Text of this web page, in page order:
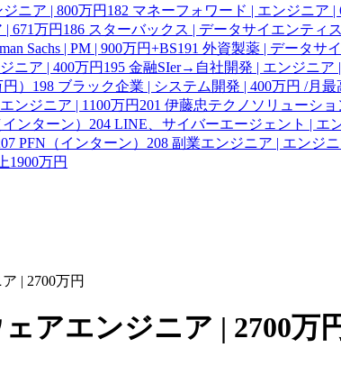
ニア | 800万円 182 マネーフォワード | エンジニア |
671万円 186 スターバックス | データサイエンティ
Sachs | PM | 900万円+BS191 外資製薬 | データサ
ニア | 400万円 195 金融SIer→自社開発 | エンジニア |
） 198 ブラック企業 | システム開発 | 400万円 /月
ンジニア | 1100万円 201 伊藤忠テクノソリューシ
ンターン） 204 LINE、サイバーエージェント | エ
PFN（インターン） 208 副業エンジニア | エンジニ
1900万円
| 2700万円
アエンジニア | 2700万